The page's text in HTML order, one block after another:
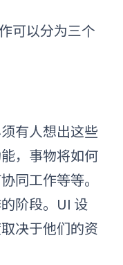
可以分为三个
有人想出这些
，事物将如何
同工作等等。
阶段。UI 设
决于他们的资